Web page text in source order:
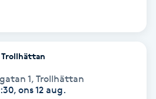
1, Trollhättan
ons 12 aug.